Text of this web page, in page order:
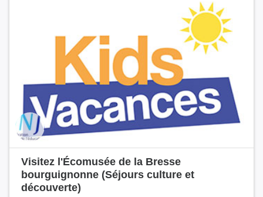
Visitez l'Écomusée de la Bresse
bourguignonne (Séjours culture et
découverte)